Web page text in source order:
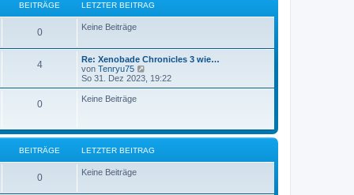
a
g
e
i
g
BEITRÄGE LETZTER BEITRAG
0 Keine Beiträge
4
Re: Xenobade Chronicles 3 wie…
von Tenryu75
u
r
e
i
So 31. Dez 2023, 19:22
0 Keine Beiträge
BEITRÄGE LETZTER BEITRAG
0 Keine Beiträge